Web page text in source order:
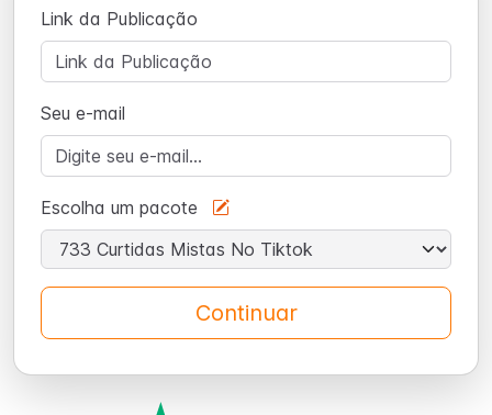
Link da Publicação
Seu e-mail
Escolha um pacote
Continuar